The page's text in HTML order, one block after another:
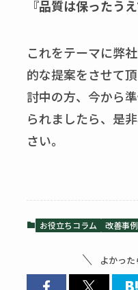
『品質は保ったう
これをテーマに弊
的な提案をさせて
討中の方、今から
られましたら、是
さい。
お役立ちコラム 改善事例
よかった